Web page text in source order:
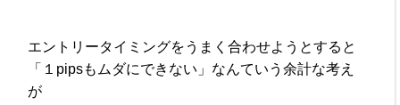
エントリータイミングをうまく合わせようとすると
「１pipsもムダにできない」なんていう余計な考え
が